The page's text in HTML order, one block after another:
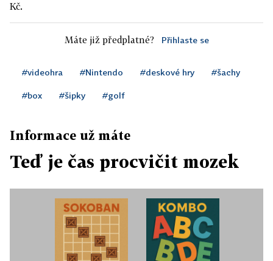
Kč.
Máte již předplatné? Přihlaste se
#videohra #Nintendo #deskové hry #šachy
#box #šipky #golf
Informace už máte
Teď je čas procvičit mozek